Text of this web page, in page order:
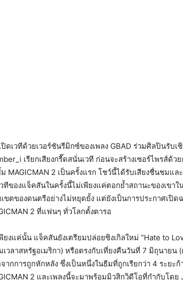
ปิดเวทีด้วยเวอร์ชันรีมิกซ์ของเพลง GBAD ร่วมศิลปินรับ
เรียกเสียงกรี๊ดสนั่นเวที ก่อนจะสร้างเซอร์ไพรส์ด้ว
MAGICMAN 2 เป็นครั้งแรก โชว์นี้ได้รับเสียงชื่นชมแล
ทีของแจ็คสันในครั้งนี้ไม่เพียงแค่ตอกย้ำสถานะของเขา
ขตของดนตรีอย่างไม่หยุดยั้ง แต่ยังเป็นการประกาศเปิ
2 ที่แฟนๆ ทั่วโลกตั้งตารอ
ยงแค่นั้น แจ็คสันยังเตรียมปล่อยซิงเกิลใหม่ “Hate to
เวลาสหรัฐอเมริกา) หรือตรงกับเที่ยงคืนวันที่ 7 มิถุนายน
ากการถูกหักหลัง ซึ่งเป็นหนึ่งในธีมที่ถูกเรียกว่า 4 ระยะ
2 และเพลงนี้จะมาพร้อมมิวสิกวิดีโอที่กำกับโด